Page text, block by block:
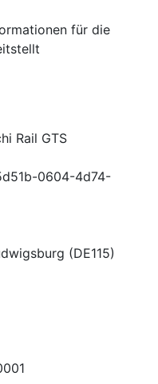
für die
Rail GTS
0604-4d74-
(DE115)